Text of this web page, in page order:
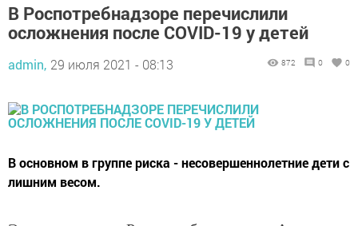
В Роспотребнадзоре перечислили
осложнения после COVID-19 у детей
admin, 29 июля 2021 - 08:13 872 0 0
В основном в группе риска - несовершеннолетние дети с
лишним весом.